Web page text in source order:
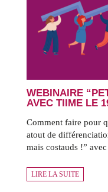
WEBINAIRE
AVEC TIIME LE
Comment faire pour
atout de
mais costauds !”
LIRE LA SUITE